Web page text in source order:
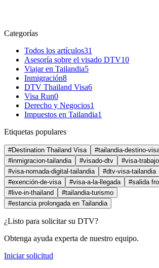
Categorías
Todos los artículos31
Asesoría sobre el visado DTV10
Viajar en Tailandia5
Inmigración8
DTV Thailand Visa6
Visa Run0
Derecho y Negocios1
Impuestos en Tailandia1
Etiquetas populares
#Destination Thailand Visa
#tailandia-destino-
#inmigracion-tailandia
#visado-dtv
#visa-
#visa-nomada-digital-tailandia
#dtv-visa-tailandia
#exención-de-visa
#visa-a-la-llegada
#salida
#live-in-thailand
#tailandia-turismo
#estancia prolongada en Tailandia
¿Listo para solicitar su DTV?
Obtenga ayuda experta de nuestro equipo.
Iniciar solicitud